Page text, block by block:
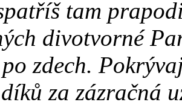
tam
divotvorné
zdech.
za zázračná